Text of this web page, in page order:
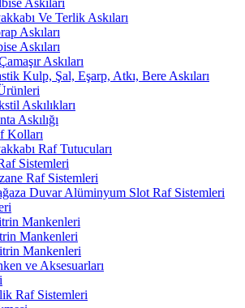
Askıları
Ve Terlik Askıları
Askıları
Askıları
Askıları
Kulp, Şal, Eşarp, Atkı, Bere Askıları
Askılıkları
Askılığı
Kolları
Raf Tutucuları
Sistemleri
Raf Sistemleri
Duvar Alüminyum Slot Raf Sistemleri
Mankenleri
Mankenleri
Mankenleri
ve Aksesuarları
Raf Sistemleri